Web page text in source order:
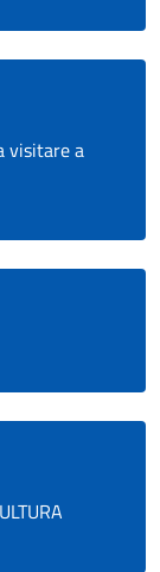
visitare a